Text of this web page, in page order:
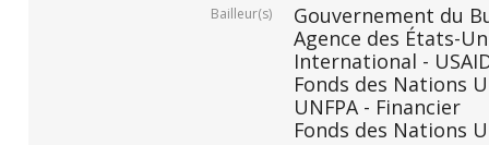
Bailleur(s)
Gouvernement du
Agence des États-
International -
Fonds des Nations
UNFPA - Financier
Fonds des Nations